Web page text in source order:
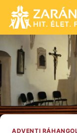
content
ADVENTI